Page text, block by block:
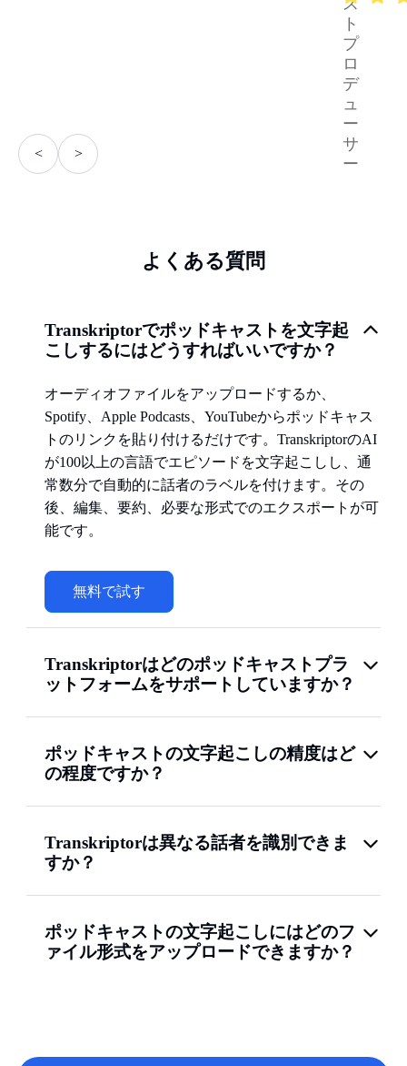
< >
ト
プ
ロ
デ
ュ
ー
サ
ー
よくある質問
Transkriptorでポッドキャストを文字起
こしするにはどうすればいいですか？
オーディオファイルをアップロードするか、
Spotify、Apple Podcasts、YouTubeからポッドキャス
トのリンクを貼り付けるだけです。TranskriptorのAI
が100以上の言語でエピソードを文字起こしし、通
常数分で自動的に話者のラベルを付けます。その
後、編集、要約、必要な形式でのエクスポートが可
能です。
無料で試す
Transkriptorはどのポッドキャストプラ
ットフォームをサポートしていますか？
ポッドキャストの文字起こしの精度はど
の程度ですか？
Transkriptorは異なる話者を識別できま
すか？
ポッドキャストの文字起こしにはどのフ
ァイル形式をアップロードできますか？